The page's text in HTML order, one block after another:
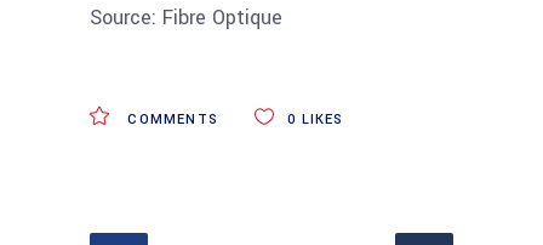
Source: Fibre Optique
COMMENTS 0 LIKES